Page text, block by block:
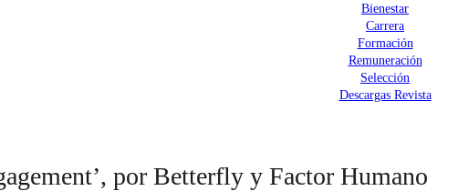
Bienestar
Carrera
Formación
Remuneración
Selección
Descargas Revista
por Betterfly y Factor Humano